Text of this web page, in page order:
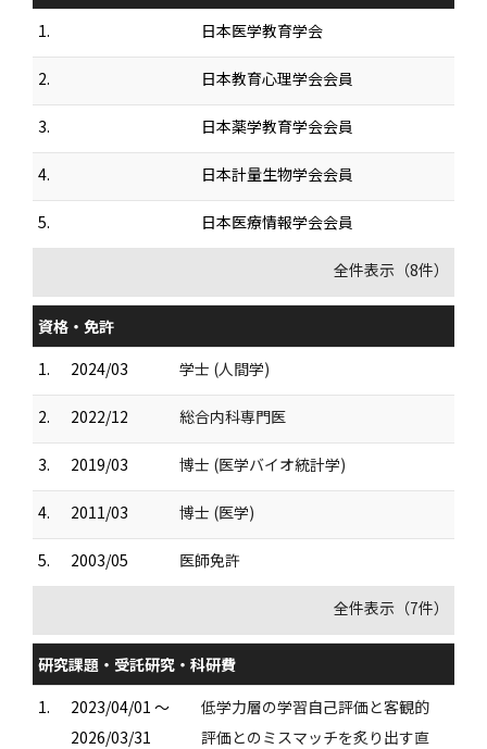
1.
日本医学教育学会
2. 日本教育心理学会会員
3. 日本薬学教育学会会員
4. 日本計量生物学会会員
5. 日本医療情報学会会員
全件表示（8件）
資格・免許
1.
2024/03 学士 (人間学)
2. 2022/12 総合内科専門医
3. 2019/03 博士 (医学バイオ統計学)
4. 2011/03 博士 (医学)
5. 2003/05 医師免許
全件表示（7件）
研究課題・受託研究・科研費
1.
2023/04/01 ～
2026/03/31
低学力層の学習自己評価と客観的
評価とのミスマッチを炙り出す直